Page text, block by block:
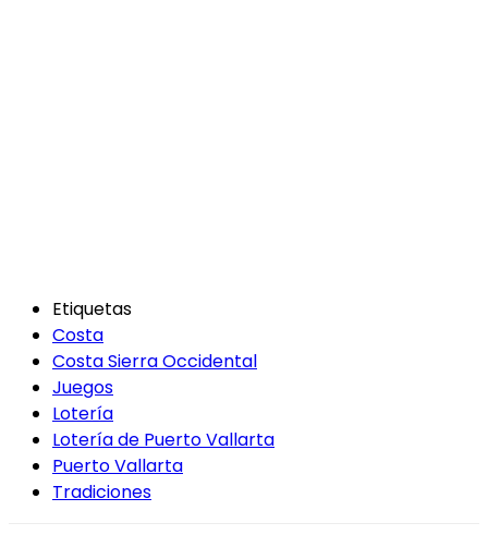
Etiquetas
Costa
Costa Sierra Occidental
Juegos
Lotería
Lotería de Puerto Vallarta
Puerto Vallarta
Tradiciones